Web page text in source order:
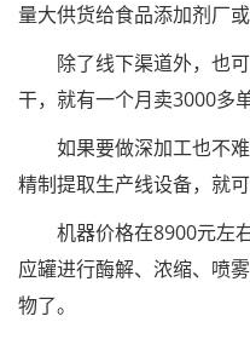
量大供货给食品添加剂厂
除了线下渠道外，也可
干，就有一个月卖3000多单
如果要做深加工也不难
精制提取生产线设备，就
机器价格在8900元左右
应罐进行酶解、浓缩、喷
物了。